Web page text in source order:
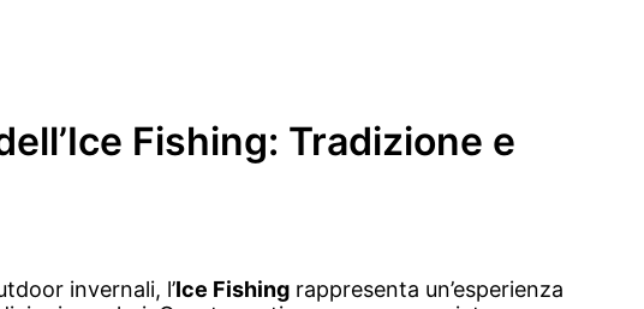
Fishing: Tradizione e
invernali, l’Ice Fishing rappresenta un’esperienza